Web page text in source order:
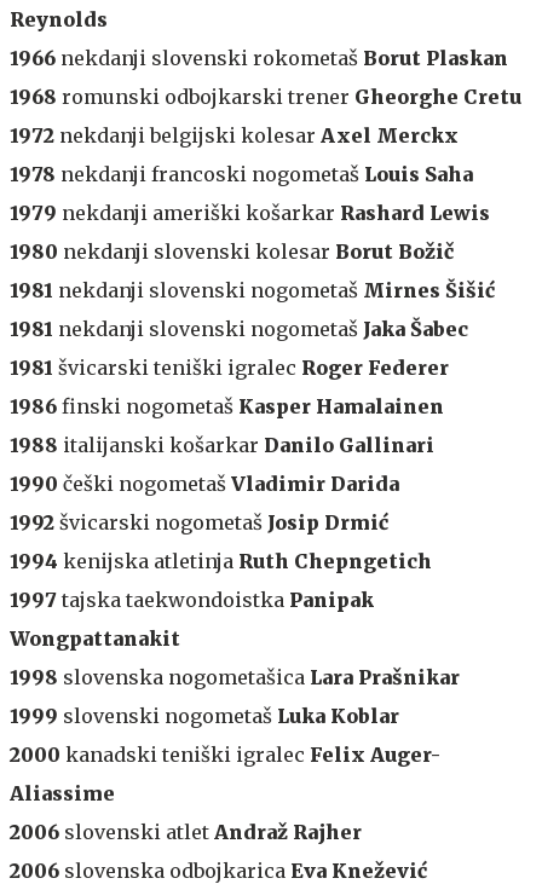
Reynolds
1966 nekdanji slovenski rokometaš Borut Plaskan
1968 romunski odbojkarski trener Gheorghe Cretu
1972 nekdanji belgijski kolesar Axel Merckx
1978 nekdanji francoski nogometaš Louis Saha
1979 nekdanji ameriški košarkar Rashard Lewis
1980 nekdanji slovenski kolesar Borut Božič
1981 nekdanji slovenski nogometaš Mirnes Šišić
1981 nekdanji slovenski nogometaš Jaka Šabec
1981 švicarski teniški igralec Roger Federer
1986 finski nogometaš Kasper Hamalainen
1988 italijanski košarkar Danilo Gallinari
1990 češki nogometaš Vladimir Darida
1992 švicarski nogometaš Josip Drmić
1994 kenijska atletinja Ruth Chepngetich
1997 tajska taekwondoistka Panipak
Wongpattanakit
1998 slovenska nogometašica Lara Prašnikar
1999 slovenski nogometaš Luka Koblar
2000 kanadski teniški igralec Felix Auger-
Aliassime
2006 slovenski atlet Andraž Rajher
2006 slovenska odbojkarica Eva Knežević